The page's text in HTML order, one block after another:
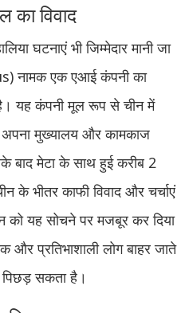
का विवाद
घटनाएं भी जिम्मेदार मानी जा
नामक एक एआई कंपनी का
यह कंपनी मूल रूप से चीन में
मुख्यालय और कामकाज
बाद मेटा के साथ हुई करीब 2
के भीतर काफी विवाद और चर्चाएं
को यह सोचने पर मजबूर कर दिया
और प्रतिभाशाली लोग बाहर जाते
सकता है।